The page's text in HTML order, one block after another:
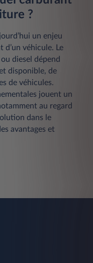
?
un enjeu
d’un véhicule. Le
diesel dépend
disponible, de
de véhicules.
jouent un
au regard
dans le
avantages et